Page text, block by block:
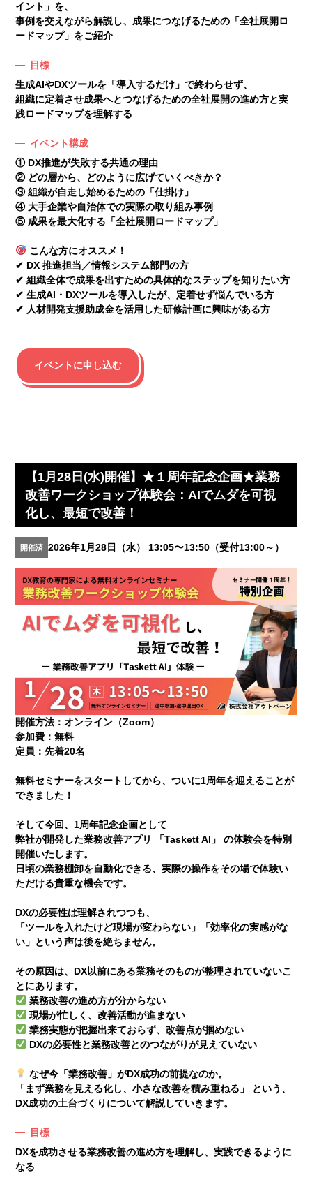
イント」を、
事例を交えながら解説し、成果につなげるための「全社展開ロ
ードマップ」をご紹介
目標
生成AIやDXツールを「導入するだけ」で終わらせず、
組織に定着させ成果へとつなげるための全社展開の進め方と実
践ロードマップを理解する
イベント構成
① DX推進が失敗する共通の理由
② どの層から、どのように広げていくべきか？
③ 組織が自走し始めるための「仕掛け」
④ 大手企業や自治体での実際の取り組み事例
⑤ 成果を最大化する「全社展開ロードマップ」
こんな方にオススメ！
✔ DX 推進担当／情報システム部門の方
✔ 組織全体で成果を出すための具体的なステップを知りたい方
✔ 生成AI・DXツールを導入したが、定着せず悩んでいる方
✔ 人材開発支援助成金を活用した研修計画に興味がある方
イベントに申し込む
【1月28日(水)開催】★１周年記念企画★業務
改善ワークショップ体験会：AIでムダを可視
化し、最短で改善！
開催済 2026年1月28日（水） 13:05〜13:50（受付13:00～）
開催方法：オンライン（Zoom）
参加費：無料
定員：先着20名
無料セミナーをスタートしてから、ついに1周年を迎えることが
できました！
そして今回、1周年記念企画として
弊社が開発した業務改善アプリ 「Taskett AI」 の体験会を特別
開催いたします。
日頃の業務棚卸を自動化できる、実際の操作をその場で体験い
ただける貴重な機会です。
DXの必要性は理解されつつも、
「ツールを入れたけど現場が変わらない」「効率化の実感がな
い」という声は後を絶ちません。
その原因は、DX以前にある業務そのものが整理されていないこ
とにあります。
業務改善の進め方が分からない
現場が忙しく、改善活動が進まない
業務実態が把握出来ておらず、改善点が掴めない
DXの必要性と業務改善とのつながりが見えていない
なぜ今「業務改善」がDX成功の前提なのか。
「まず業務を見える化し、小さな改善を積み重ねる」 という、
DX成功の土台づくりについて解説していきます。
目標
DXを成功させる業務改善の進め方を理解し、実践できるように
なる